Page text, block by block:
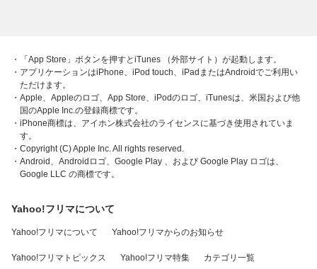
・「App Store」ボタンを押すとiTunes （外部サイト）が起動します。
・アプリケーションはiPhone、iPod touch、iPadまたはAndroidでご利用い
ただけます。
・Apple、Appleのロゴ、App Store、iPodのロゴ、iTunesは、米国および他
国のApple Inc.の登録商標です。
・iPhone商標は、アイホン株式会社のライセンスに基づき使用されていま
す。
・Copyright (C) Apple Inc. All rights reserved.
・Android、Androidロゴ、Google Play 、および Google Play ロゴは、
Google LLC の商標です。
Yahoo!フリマについて
Yahoo!フリマについて Yahoo!フリマからのお知らせ
Yahoo!フリマトピックス Yahoo!フリマ特集 カテゴリ一覧